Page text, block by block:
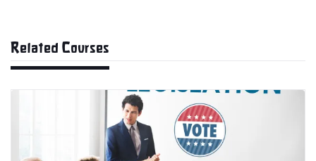
Related Courses